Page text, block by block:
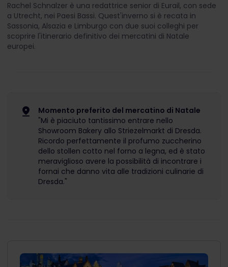
Rachel Schnalzer è una redattrice senior di Eurail, con sede
a Utrecht, nei Paesi Bassi. Quest'inverno si è recata in
Sassonia, Alsazia e Limburgo con due suoi colleghi per
scoprire l'itinerario definitivo dei mercatini di Natale
europei.
Momento preferito del mercatino di Natale
"Mi è piaciuto tantissimo entrare nello
Showroom Bakery allo Striezelmarkt di Dresda.
Ricordo perfettamente il profumo zuccherino
dello stollen cotto nel forno a legna, ed è stato
meraviglioso avere la possibilità di incontrare i
fornai che danno vita alle tradizioni culinarie di
Dresda."